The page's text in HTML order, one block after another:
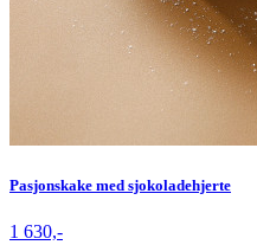
Pasjonskake med sjokoladehjerte
1 630,-